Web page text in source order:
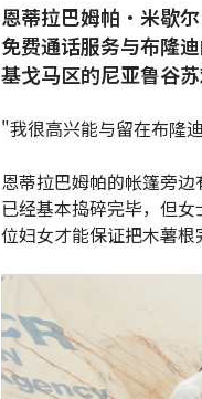
恩蒂拉巴姆帕·米歇
免费通话服务与布隆
基戈马区的尼亚鲁谷苏
"我很高兴能与留在布隆
恩蒂拉巴姆帕的帐篷旁
已经基本捣碎完毕，但
位妇女才能保证把木薯根